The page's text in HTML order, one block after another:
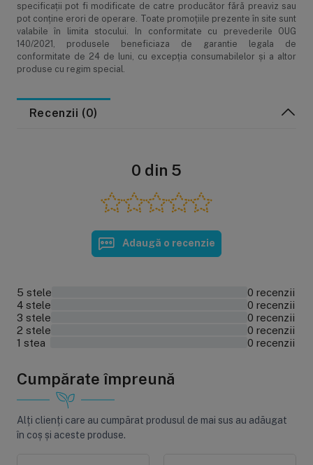
Modalități de plată
Returul produselor
specificaţii pot fi modificate de catre producător fără preaviz sau
pot conţine erori de operare. Toate promoţiile prezente în site sunt
valabile în limita stocului. In conformitate cu prevederile OUG
140/2021, produsele beneficiaza de garantie legala de
conformitate de 24 de luni, cu excepția consumabilelor și a altor
produse cu regim special.
Recenzii (0)
0 din 5
Adaugă o recenzie
5 stele
0 recenzii
4 stele
0 recenzii
3 stele
0 recenzii
2 stele
0 recenzii
1 stea
0 recenzii
Cumpărate împreună
Alți clienți care au cumpărat produsul de mai sus au adăugat
în coș și aceste produse.